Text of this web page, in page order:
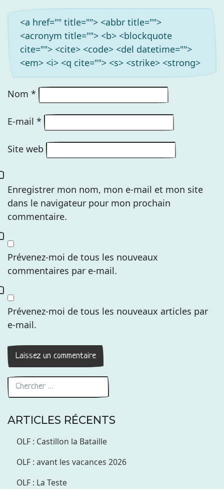
<a href="" title=""> <abbr title="">
<acronym title=""> <b> <blockquote
cite=""> <cite> <code> <del datetime="">
<em> <i> <q cite=""> <s> <strike> <strong>
Nom *
E-mail *
Site web
Enregistrer mon nom, mon e-mail et mon site
dans le navigateur pour mon prochain
commentaire.
Prévenez-moi de tous les nouveaux
commentaires par e-mail.
Prévenez-moi de tous les nouveaux articles par
e-mail.
ARTICLES RÉCENTS
OLF : Castillon la Bataille
OLF : avant les vacances 2026
OLF : La Teste